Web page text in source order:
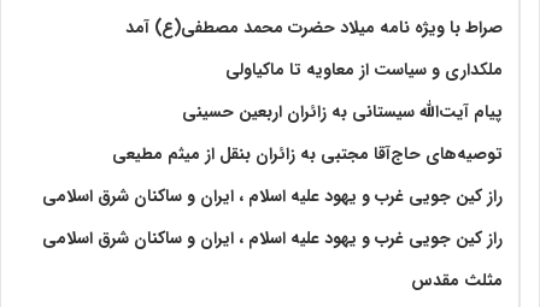
صراط با ویژه نامه میلاد حضرت محمد مصطفی(ع) آمد
ملکداری و سیاست از معاویه تا ماکیاولی
پیام آیت‌الله سیستانی به زائران اربعین حسینی
توصیه‌های حاج‌آقا مجتبی به زائران بنقل از میثم مطیعی
راز کین جویی غرب و یهود علیه اسلام ، ایران و ساکنان شرق اسلامی
راز کین جویی غرب و یهود علیه اسلام ، ایران و ساکنان شرق اسلامی
مثلث مقدس